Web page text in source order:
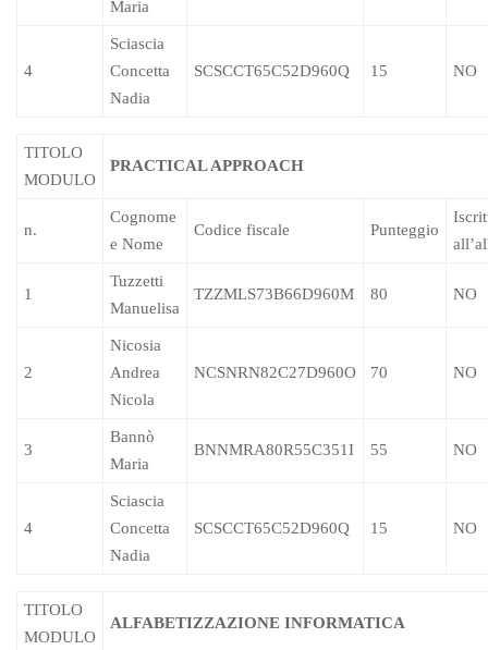
Maria
4
Sciascia
Concetta
Nadia
SCSCCT65C52D960Q 15 NO
TITOLO
MODULO
PRACTICAL APPROACH
n.
Cognome
e Nome
Codice fiscale Punteggio
1
Tuzzetti
Manuelisa
TZZMLS73B66D960M 80 NO
2
Nicosia
Andrea
Nicola
NCSNRN82C27D960O 70 NO
3
Bannò
Maria
BNNMRA80R55C351I 55 NO
4
Sciascia
Concetta
Nadia
SCSCCT65C52D960Q 15 NO
TITOLO
MODULO
ALFABETIZZAZIONE INFORMATICA